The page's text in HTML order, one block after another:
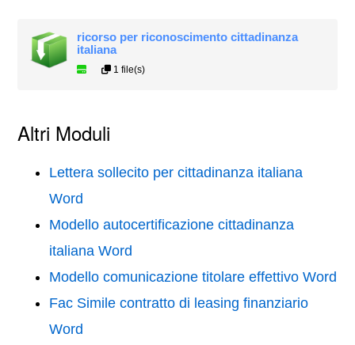
ricorso per riconoscimento cittadinanza
italiana
1 file(s)
Altri Moduli
Lettera sollecito per cittadinanza italiana
Word
Modello autocertificazione cittadinanza
italiana Word
Modello comunicazione titolare effettivo Word
Fac Simile contratto di leasing finanziario
Word